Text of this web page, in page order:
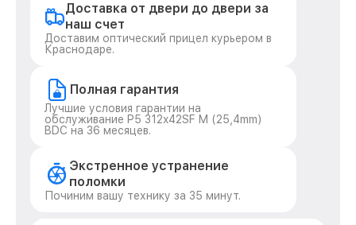
Доставка от двери до двери за
наш счет
Доставим оптический прицел курьером в
Краснодаре.
Полная гарантия
Лучшие условия гарантии на
обслуживание P5 312x42SF M (25,4mm)
BDC на 36 месяцев.
Экстренное устранение
поломки
Починим вашу технику за 35 минут.